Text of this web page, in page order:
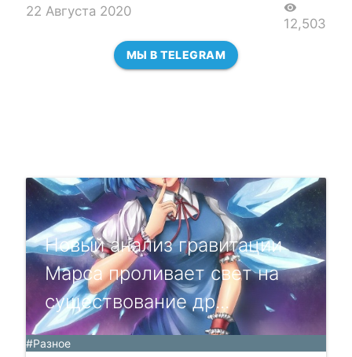
22 Августа 2020 visibility
12,503
МЫ В TELEGRAM
Новый анализ гравитации
Марса проливает свет на
существование др...
#Разное